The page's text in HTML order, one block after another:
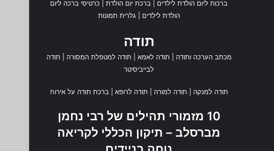
ברכות ליום הולדת לילדים ברכת יום הולדת| כרטיסי ברכה ליום
הולדת לילדים
גלרית תמונות
תודה
מכתב הערכה ותודה תודה לאמא תודה למטפלת המסורה
תודה
לבייביסיטר
תודה למנקה תודה למורה תודה לרופא ברכת תודה על אירוח
10 מזמורי תהילים של רבי נחמן
מברסלב – תיקון הכללי לקריאה